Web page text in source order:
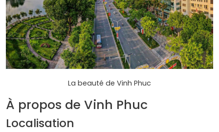
La beauté de Vinh Phuc
À propos de Vinh Phuc
Localisation